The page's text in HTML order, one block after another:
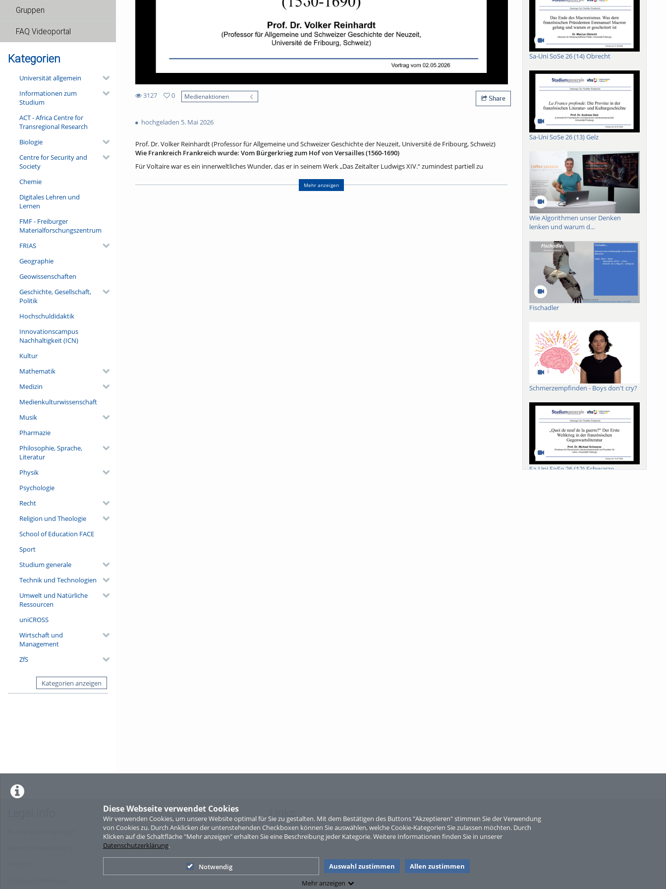
Diese Webseite verwendet Cookies
Wir verwenden Cookies, um unsere Website optimal für Sie zu gestalten. Mit dem Bestätigen des Buttons "Akzeptieren" stimmen Sie der Verwendung
von Cookies zu. Durch Anklicken der untenstehenden Checkboxen können Sie auswählen, welche Cookie-Kategorien Sie zulassen möchten. Durch
Klicken auf die Schaltfläche "Mehr anzeigen" erhalten Sie eine Beschreibung jeder Kategorie. Weitere Informationen finden Sie in unserer
Datenschutzerklärung.
Notwendig Auswahl zustimmen
Allen zustimmen
Mehr anzeigen
Gruppen
FAQ Videoportal
Kategorien
Universität allgemein
Informationen zum
Studium
ACT - Africa Centre for
Transregional Research
Biologie
Centre for Security and
Society
Chemie
Digitales Lehren und
Lernen
FMF - Freiburger
Materialforschungszentrum
FRIAS
Geographie
Geowissenschaften
Geschichte, Gesellschaft,
Politik
Hochschuldidaktik
Innovationscampus
Nachhaltigkeit (ICN)
Kultur
Mathematik
Medizin
Medienkulturwissenschaft
Musik
Pharmazie
Philosophie, Sprache,
Literatur
Physik
Psychologie
Recht
Religion und Theologie
School of Education FACE
Sport
Studium generale
Technik und Technologien
Umwelt und Natürliche
Ressourcen
uniCROSS
Wirtschaft und
Management
ZfS
Kategorien anzeigen
3127
views
0
Medienaktionen Share
hochgeladen 5. Mai 2026
Prof. Dr. Volker Reinhardt (Professor für Allgemeine und Schweizer Geschichte der Neuzeit, Université de Fribourg, Schweiz)
Wie Frankreich Frankreich wurde: Vom Bürgerkrieg zum Hof von Versailles (1560-1690)
Für Voltaire war es ein innerweltliches Wunder, das er in seinem Werk „Das Zeitalter Ludwigs XIV.“ zumindest partiell zu
ökonomischen, politischen und kulturellen Aufstieg Frankreichs zur Führungsnation Europas im 17. Jahrhundert? Dieser Frage
soll auch dieser Vortrag nachgehen: Um was geht es in den sogenannten „Religionskriegenˮ? Welche Auswirkungen haben sie
Mehr anzeigen
Sa-Uni SoSe 26 (14) Obrecht
Sa-Uni SoSe 26 (13) Gelz
Wie Algorithmen unser Denken
lenken und warum d...
Fischadler
Schmerzempfinden - Boys don't cry?
Sa-Uni SoSe 26 (12) Schwarze
Sperber
Links
Sitemap